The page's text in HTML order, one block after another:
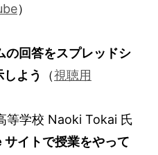
）
の回答をスプレッドシ
よう
（視聴用
等学校 Naoki Tokai 氏
イトで授業をやって